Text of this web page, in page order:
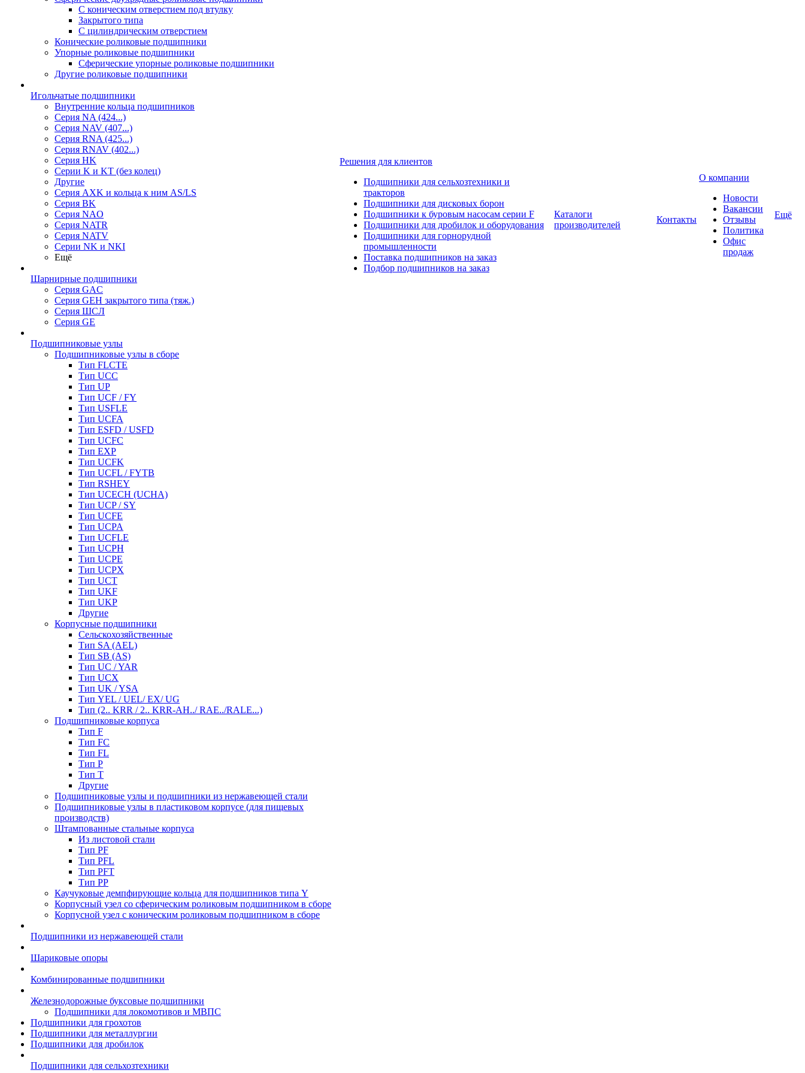
С коническим отверстием под втулку
Закрытого типа
С цилиндрическим отверстием
Конические роликовые подшипники
Упорные роликовые подшипники
Сферические упорные роликовые подшипники
Другие роликовые подшипники
Игольчатые подшипники
Внутренние кольца подшипников
Серия NA (424...)
Серия NAV (407...)
Серия RNA (425...)
Серия RNAV (402...)
Серия HK
Серии K и KT (без колец)
Другие
Серия AXK и кольца к ним AS/LS
Серия BK
Серия NAO
Серия NATR
Серия NATV
Серии NK и NKI
Ещё
Шарнирные подшипники
Серия GAC
Серия GEH закрытого типа (тяж.)
Серия ШСЛ
Серия GE
Подшипниковые узлы
Подшипниковые узлы в сборе
Тип FLCTE
Тип UCC
Тип UP
Тип UCF / FY
Тип USFLE
Тип UCFA
Тип ESFD / USFD
Тип UCFC
Тип EXP
Тип UCFK
Тип UCFL / FYTB
Тип RSHEY
Тип UCECH (UCHA)
Тип UCP / SY
Тип UCFE
Тип UCPA
Тип UCFLE
Тип UCPH
Тип UCPE
Тип UCPX
Тип UCT
Тип UKF
Тип UKP
Другие
Корпусные подшипники
Сельскохозяйственные
Тип SA (AEL)
Тип SB (AS)
Тип UC / YAR
Тип UCX
Тип UK / YSA
Тип YEL / UEL/ EX/ UG
Тип (2.. KRR / 2.. KRR-AH../ RAE../RALE...)
Подшипниковые корпуса
Тип F
Тип FC
Тип FL
Тип P
Тип T
Другие
Подшипниковые узлы и подшипники из нержавеющей стали
Подшипниковые узлы в пластиковом корпусе (для пищевых
производств)
Штампованные стальные корпуса
Из листовой стали
Тип PF
Тип PFL
Тип PFT
Тип PP
Каучуковые демпфирующие кольца для подшипников типа Y
Корпусный узел со сферическим роликовым подшипником в сборе
Корпусной узел с коническим роликовым подшипником в сборе
Подшипники из нержавеющей стали
Шариковые опоры
Комбинированные подшипники
Железнодорожные буксовые подшипники
Подшипники для локомотивов и МВПС
Подшипники для грохотов
Подшипники для металлургии
Подшипники для дробилок
Подшипники для сельхозтехники
Решения для клиентов
Подшипники для сельхозтехники и
тракторов
Подшипники для дисковых борон
Подшипники к буровым насосам серии F
Подшипники для дробилок и оборудования
Подшипники для горнорудной
промышленности
Поставка подшипников на заказ
Подбор подшипников на заказ
Каталоги
производителей
Контакты
О компании
Новости
Вакансии
Отзывы
Политика
Офис
продаж
Ещё